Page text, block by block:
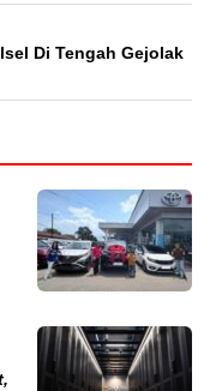
Di Tengah Gejolak